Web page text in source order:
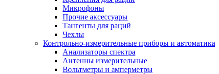
Микрофоны
Прочие аксессуары
Тангенты для раций
Чехлы
Контрольно-измерительные приборы и автоматика
Анализаторы спектра
Антенны измерительные
Вольтметры и амперметры